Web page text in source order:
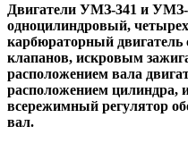
Двигатели УМЗ-341 и УМЗ-
одноцилиндровый,
карбюраторный
клапанов, искровым
расположением вала
расположением цилиндра,
всережимный регулятор
вал.